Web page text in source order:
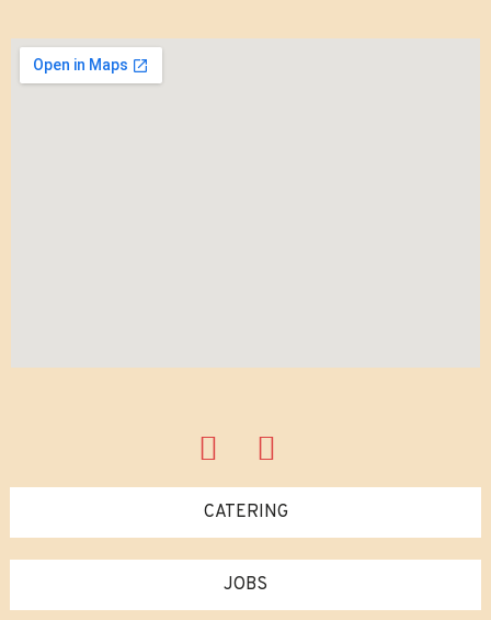
CATERING
JOBS